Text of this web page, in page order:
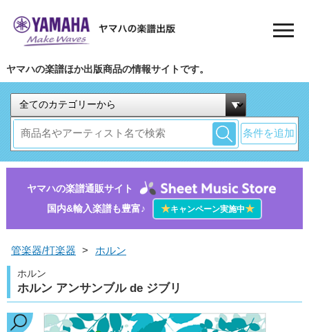
ヤマハの楽譜ほか出版商品の情報サイトです。
条件を追加
ヤマハの楽譜通販サイト
国内&輸入楽譜も豊富♪
★キャンペーン実施中★
管楽器/打楽器 > ホルン
ホルン
ホルン アンサンブル de ジブリ